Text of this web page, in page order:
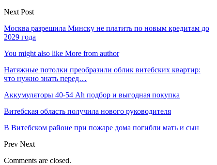
Next Post
Москва разрешила Минску не платить по новым кредитам до
2029 года
You might also like More from author
Натяжные потолки преобразили облик витебских квартир:
что нужно знать перед…
Аккумуляторы 40-54 Ah подбор и выгодная покупка
Витебская область получила нового руководителя
В Витебском районе при пожаре дома погибли мать и сын
Prev Next
Comments are closed.